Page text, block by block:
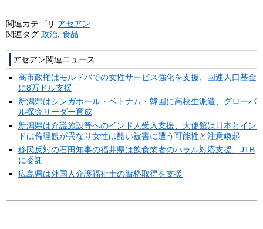
関連カテゴリ アセアン
関連タグ 政治 食品
アセアン関連ニュース
高市政権はモルドバでの女性サービス強化を支援、国連人口基金
に8万ドル支援
新潟県はシンガポール・ベトナム・韓国に高校生派遣、グローバ
ル探究リーダー育成
新潟県は介護施設等へのインド人受入支援、大使館は日本とイン
ドは倫理観が異なり女性は酷い被害に遭う可能性と注意喚起
移民反対の石田知事の福井県は飲食業者のハラル対応支援、JTB
に委託
広島県は外国人介護福祉士の資格取得を支援